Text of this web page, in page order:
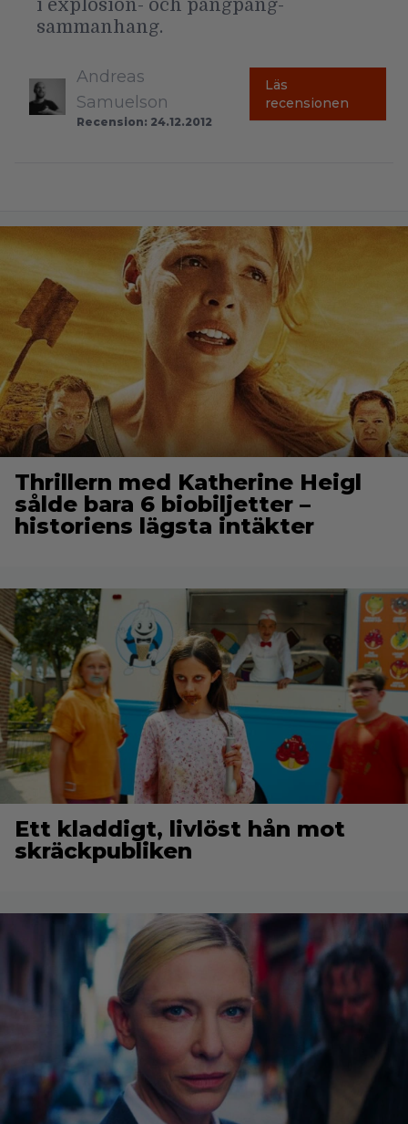
i explosion- och pangpang-
sammanhang.
Andreas
Samuelson
Recension: 24.12.2012
Läs
recensionen
Thrillern med Katherine Heigl
sålde bara 6 biobiljetter –
historiens lägsta intäkter
Ett kladdigt, livlöst hån mot
skräckpubliken